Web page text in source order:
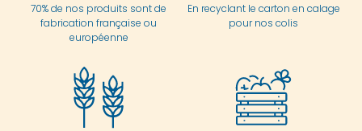
70% de nos produits sont de
fabrication française ou
européenne
En recyclant le carton en calage
pour nos colis